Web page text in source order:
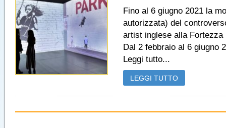
Fino al 6 giugno 2021 la
autorizzata) del
artist inglese alla Fortezza
Dal 2 febbraio al 6 giugno
Leggi tutto...
LEGGI TUTTO